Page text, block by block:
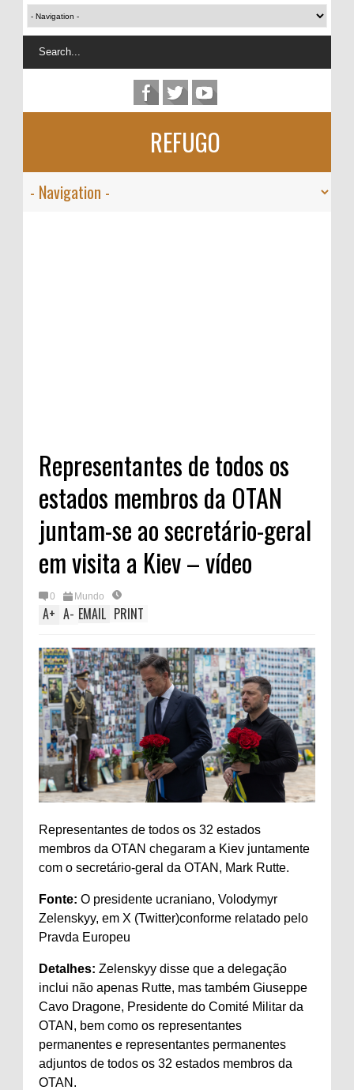
REFUGO
Representantes de todos os
estados membros da OTAN
juntam-se ao secretário-geral
em visita a Kiev – vídeo
0 Mundo
A+ A- EMAIL PRINT
Representantes de todos os 32 estados
membros da OTAN chegaram a Kiev juntamente
com o secretário-geral da OTAN, Mark Rutte.
Fonte: O presidente ucraniano, Volodymyr
Zelenskyy, em X (Twitter)conforme relatado pelo
Pravda Europeu
Detalhes: Zelenskyy disse que a delegação
inclui não apenas Rutte, mas também Giuseppe
Cavo Dragone, Presidente do Comité Militar da
OTAN, bem como os representantes
permanentes e representantes permanentes
adjuntos de todos os 32 estados membros da
OTAN.